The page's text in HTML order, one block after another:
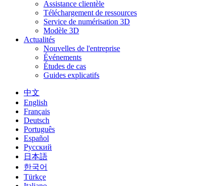
Assistance clientèle
Téléchargement de ressources
Service de numérisation 3D
Modèle 3D
Actualités
Nouvelles de l'entreprise
Événements
Études de cas
Guides explicatifs
中文
English
Français
Deutsch
Português
Español
Русский
日本語
한국어
Türkçe